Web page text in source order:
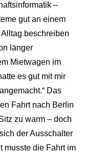
–
gut an einem
beschreiben
länger
Mietwagen im
es gut mit mir
Das
Fahrt nach Berlin
zu warm – doch
der Ausschalter
musste die Fahrt im